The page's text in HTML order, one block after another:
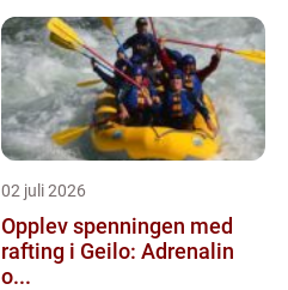
02 juli 2026
Opplev spenningen med
rafting i Geilo: Adrenalin
o...